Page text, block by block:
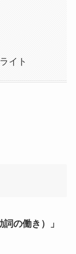
イト
詞の働き）」